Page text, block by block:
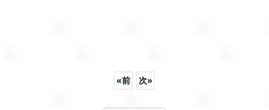
«前 次»